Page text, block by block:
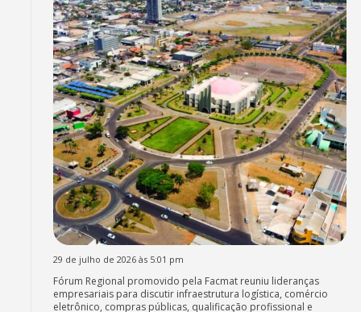
29 de julho de 2026 às 5:01 pm
Fórum Regional promovido pela Facmat reuniu lideranças
empresariais para discutir infraestrutura logística, comércio
eletrônico, compras públicas, qualificação profissional e